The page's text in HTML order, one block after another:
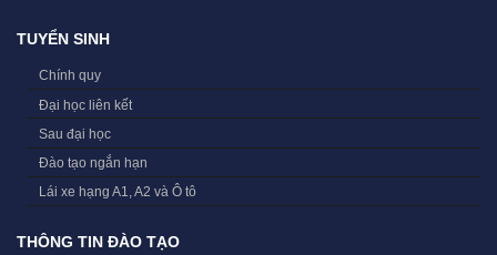
TUYỂN SINH
Chính quy
Đại học liên kết
Sau đại học
Đào tạo ngắn hạn
Lái xe hạng A1, A2 và Ô tô
THÔNG TIN ĐÀO TẠO